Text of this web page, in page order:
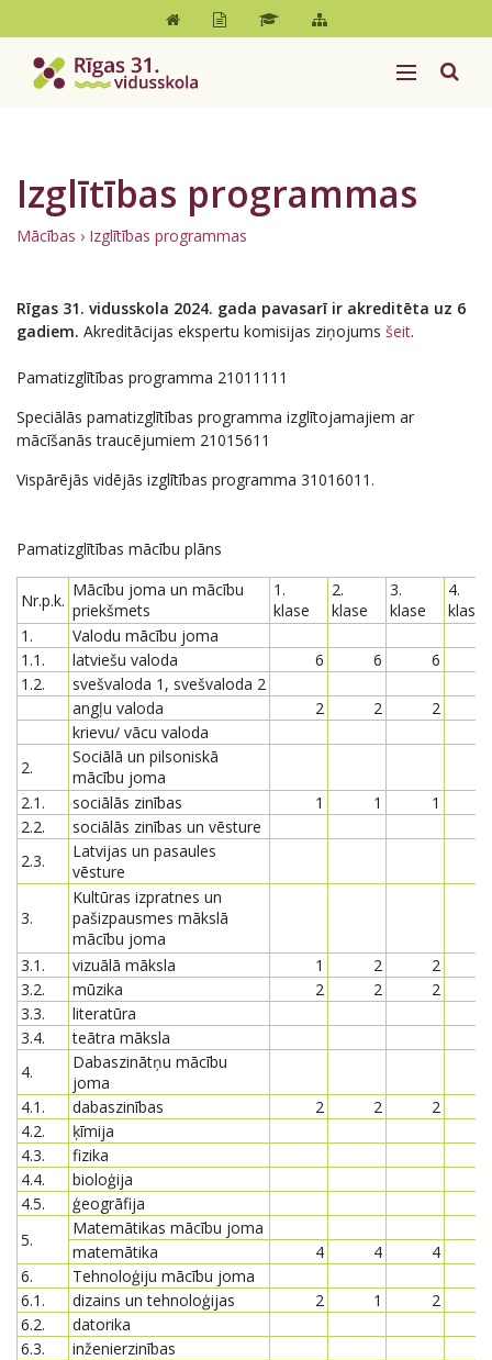
Izglītības programmas
Mācības › Izglītības programmas
Rīgas 31. vidusskola 2024. gada pavasarī ir akreditēta uz 6
gadiem. Akreditācijas ekspertu komisijas ziņojums šeit.
Pamatizglītības programma 21011111
Speciālās pamatizglītības programma izglītojamajiem ar
mācīšanās traucējumiem 21015611
Vispārējās vidējās izglītības programma 31016011.
Pamatizglītības mācību plāns
Nr.p.k.
Mācību joma un mācību
priekšmets
1.
klase
2.
klase
3.
klase
4.
klase
1.
Valodu mācību joma
1.1.
latviešu valoda 6 6 6
1.2.
svešvaloda 1, svešvaloda 2
angļu valoda
2 2 2
krievu/ vācu valoda
2.
Sociālā un pilsoniskā
mācību joma
2.1.
sociālās zinības 1 1
1
2.2.
sociālās zinības un vēsture
2.3.
Latvijas un pasaules
vēsture
3.
Kultūras izpratnes un
pašizpausmes mākslā
mācību joma
3.1.
vizuālā māksla 1 2 2
3.2.
mūzika 2 2 2
3.3.
literatūra
3.4.
teātra māksla
4.
Dabaszinātņu mācību
joma
4.1.
dabaszinības 2 2 2
4.2.
ķīmija
4.3.
fizika
4.4.
bioloģija
4.5.
ģeogrāfija
5.
Matemātikas mācību joma
matemātika
4 4 4
6.
Tehnoloģiju mācību joma
6.1.
dizains un tehnoloģijas 2 1 2
6.2.
datorika
6.3.
inženierzinības